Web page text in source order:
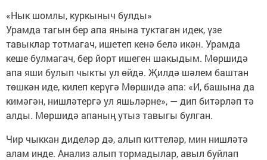
«Нык шомлы, куркыныч булды»
Урамда тагын бер апа янына туктаган идек, үзе
тавыклар тотмагач, ишетеп кенә белә икән. Урамда
кеше булмагач, бер йорт ишеген шакыдым. Мөршидә
апа яши булып чыкты ул өйдә. Җилдә шәлем баштан
төшкән иде, килеп керүгә Мөршидә апа: «И, башына да
кимәгән, нишләтергә ул яшьләрне», — дип битәрләп тә
алды. Мөршидә апаның утыз тавыгы булган.
Чир чыккан диделәр дә, алып киттеләр, мин нишләтә
алам инде. Анализ алып тормадылар, авыл буйлап